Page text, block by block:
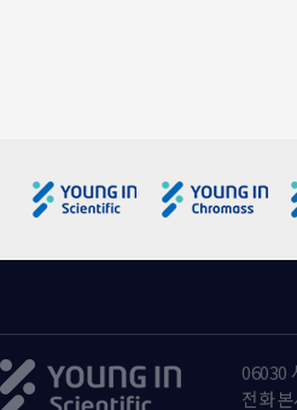
06030
전화